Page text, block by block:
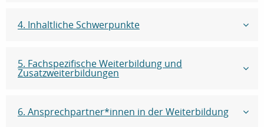
4. Inhaltliche Schwerpunkte
5. Fachspezifische Weiterbildung und
Zusatzweiterbildungen
6. Ansprechpartner*innen in der Weiterbildung